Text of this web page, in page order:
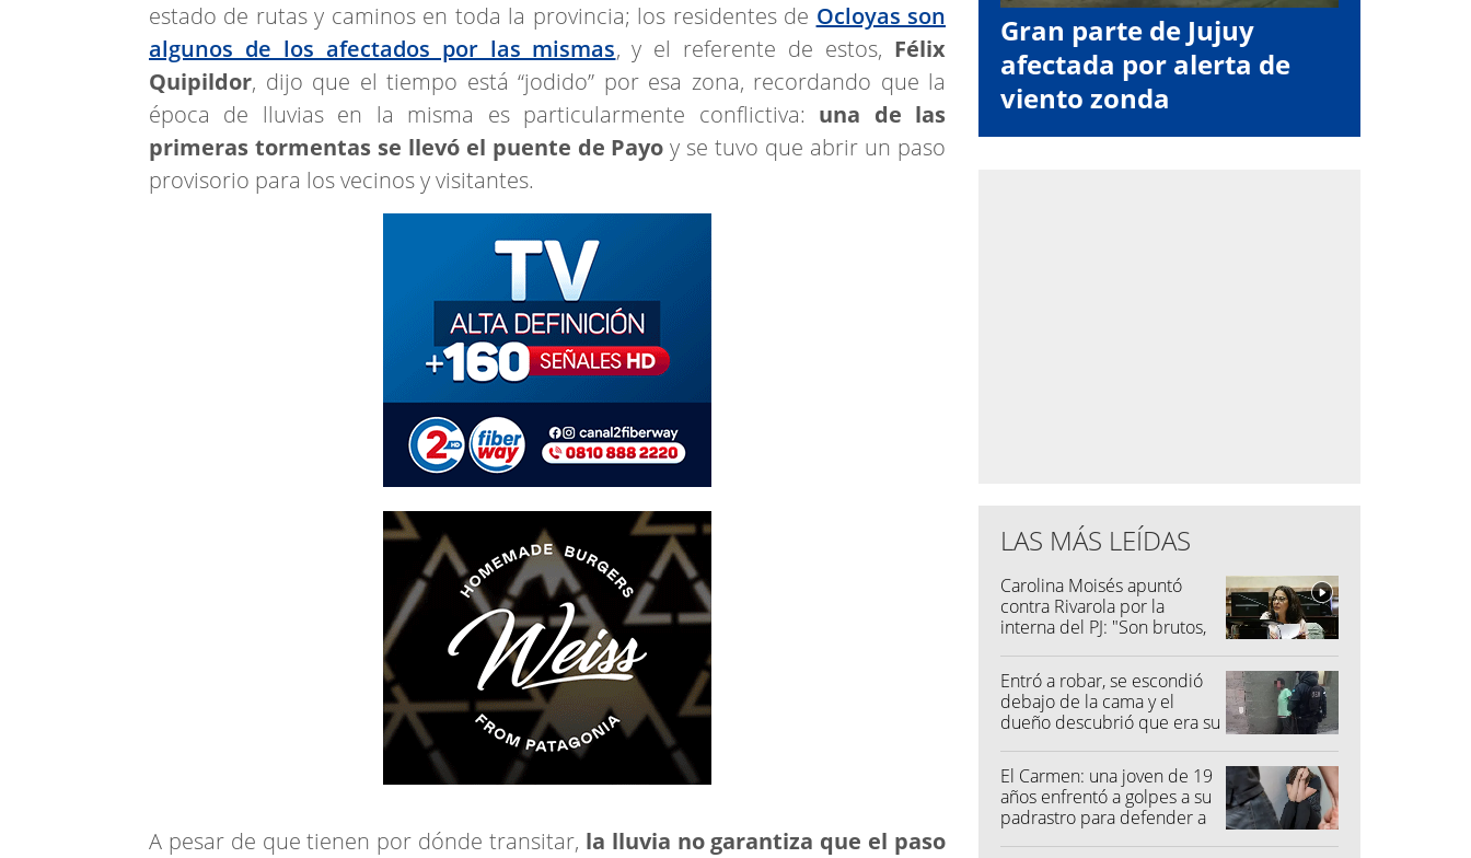
estado de rutas y caminos en toda la provincia; los residentes de Ocloyas son
algunos de los afectados por las mismas, y el referente de estos, Félix
Quipildor, dijo que el tiempo está “jodido” por esa zona, recordando que la
época de lluvias en la misma es particularmente conflictiva: una de las
primeras tormentas se llevó el puente de Payo y se tuvo que abrir un paso
provisorio para los vecinos y visitantes.
A pesar de que tienen por dónde transitar, la lluvia no garantiza que el paso
Gran parte de Jujuy
afectada por alerta de
viento zonda
LAS MÁS LEÍDAS
Carolina Moisés apuntó
contra Rivarola por la
interna del PJ: "Son brutos,
Entró a robar, se escondió
debajo de la cama y el
dueño descubrió que era su
El Carmen: una joven de 19
años enfrentó a golpes a su
padrastro para defender a